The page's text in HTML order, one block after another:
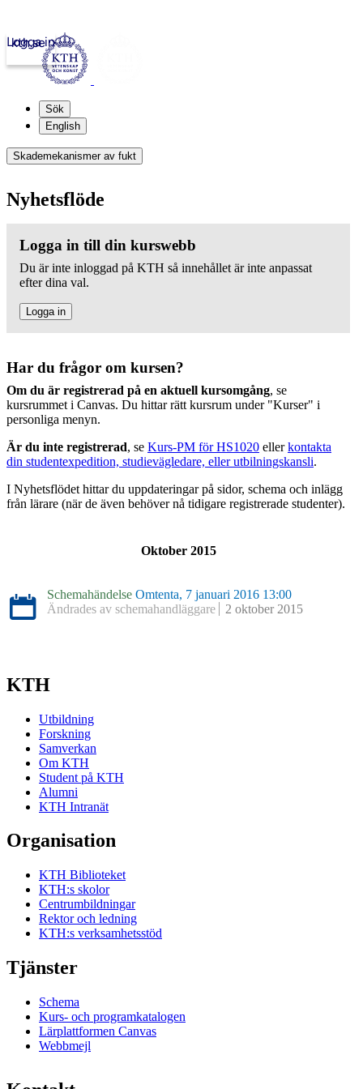
kth.se
Logga in
Sök
English
Skademekanismer av fukt
Nyhetsflöde
Logga in till din kurswebb
Du är inte inloggad på KTH så innehållet är inte anpassat
efter dina val.
Logga in
Har du frågor om kursen?
Om du är registrerad på en aktuell kursomgång, se
kursrummet i Canvas. Du hittar rätt kursrum under "Kurser" i
personliga menyn.
Är du inte registrerad, se Kurs-PM för HS1020 ellerkontakta
din studentexpedition, studievägledare, eller utbilningskansli.
I Nyhetsflödet hittar du uppdateringar på sidor, schema och inlägg
från lärare (när de även behöver nå tidigare registrerade studenter).
Oktober 2015
Schemahändelse Omtenta, 7 januari 2016 13:00
Ändrades av schemahandläggare
2 oktober 2015
KTH
Utbildning
Forskning
Samverkan
Om KTH
Student på KTH
Alumni
KTH Intranät
Organisation
KTH Biblioteket
KTH:s skolor
Centrumbildningar
Rektor och ledning
KTH:s verksamhetsstöd
Tjänster
Schema
Kurs- och programkatalogen
Lärplattformen Canvas
Webbmejl